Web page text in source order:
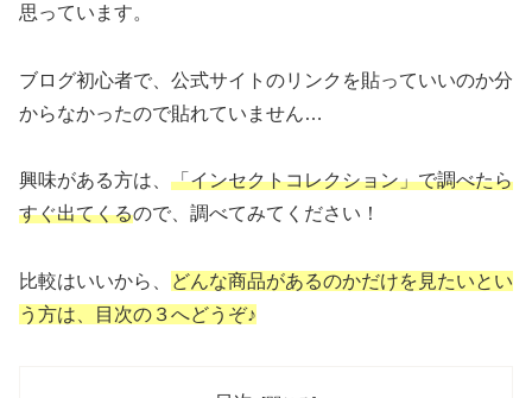
思っています。
ブログ初心者で、公式サイトのリンクを貼っていいのか分
からなかったので貼れていません…
興味がある方は、 「インセクトコレクション」で調べたら
すぐ出てくるので、調べてみてください！
比較はいいから、
どんな商品があるのかだけを見たいとい
う方は、目次の３へどうぞ♪